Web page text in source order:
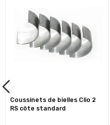
Coussinets de bielles Clio 2
RS côte standard